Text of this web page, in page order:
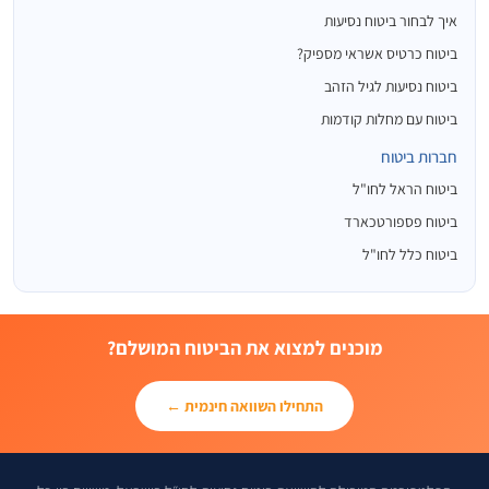
איך לבחור ביטוח נסיעות
ביטוח כרטיס אשראי מספיק?
ביטוח נסיעות לגיל הזהב
ביטוח עם מחלות קודמות
חברות ביטוח
ביטוח הראל לחו"ל
ביטוח פספורטכארד
ביטוח כלל לחו"ל
מוכנים למצוא את הביטוח המושלם?
התחילו השוואה חינמית ←